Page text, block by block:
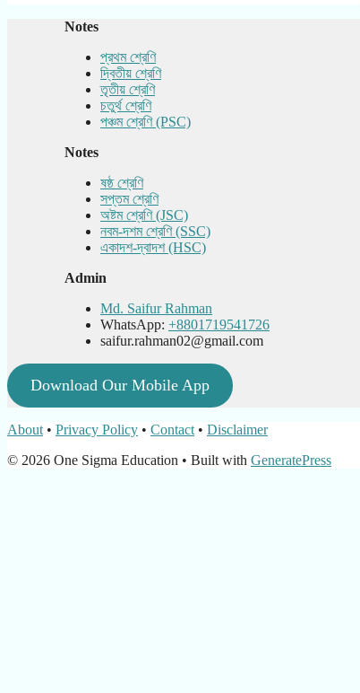
Notes
প্রথম শ্রেণি
দ্বিতীয় শ্রেণি
তৃতীয় শ্রেণি
চতুর্থ শ্রেণি
পঞ্চম শ্রেণি (PSC)
Notes
ষষ্ঠ শ্রেণি
সপ্তম শ্রেণি
অষ্টম শ্রেণি (JSC)
নবম-দশম শ্রেণি (SSC)
একাদশ-দ্বাদশ (HSC)
Admin
Md. Saifur Rahman
WhatsApp: +8801719541726
saifur.rahman02@gmail.com
Download Our Mobile App
About • Privacy Policy • Contact • Disclaimer
© 2026 One Sigma Education • Built with GeneratePress